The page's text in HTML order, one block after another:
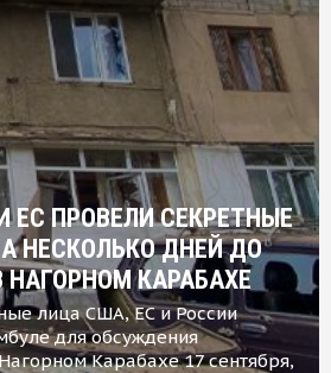
ЕС ПРОВЕЛИ СЕКРЕТНЫЕ
НЕСКОЛЬКО ДНЕЙ ДО
НАГОРНОМ КАРАБАХЕ
лица США, ЕС и России
для обсуждения
Карабахе 17 сентября,